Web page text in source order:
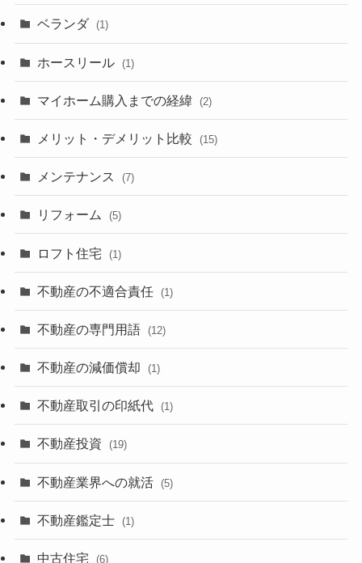
ベランダ (1)
ホースリール (1)
マイホーム購入までの経緯 (2)
メリット・デメリット比較 (15)
メンテナンス (7)
リフォーム (5)
ロフト住宅 (1)
不動産の不適合責任 (1)
不動産の専門用語 (12)
不動産の減価償却 (1)
不動産取引の印紙代 (1)
不動産投資 (19)
不動産業界への就活 (5)
不動産鑑定士 (1)
中古住宅 (6)